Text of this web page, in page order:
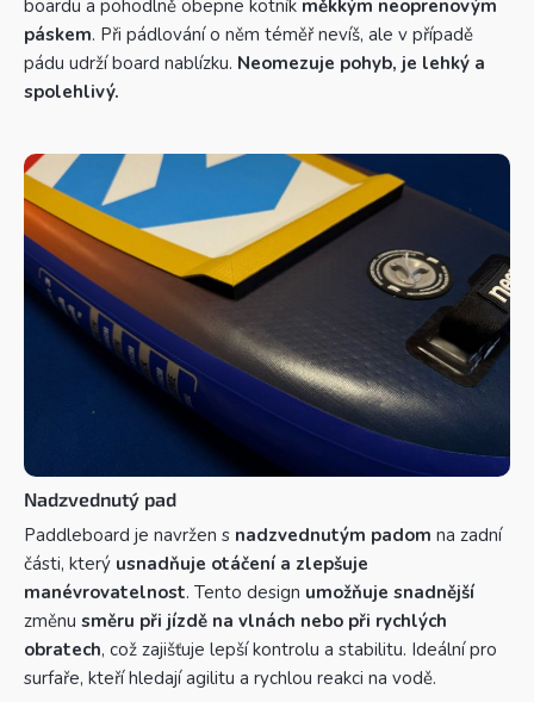
boardu a pohodlně obepne kotník měkkým neoprenovým
páskem. Při pádlování o něm téměř nevíš, ale v případě
pádu udrží board nablízku. Neomezuje pohyb, je lehký a
spolehlivý.
Nadzvednutý pad
Paddleboard je navržen s nadzvednutým padom na zadní
části, který usnadňuje otáčení a zlepšuje
manévrovatelnost. Tento design umožňuje snadnější
změnu směru při jízdě na vlnách nebo při rychlých
obratech, což zajišťuje lepší kontrolu a stabilitu. Ideální pro
surfaře, kteří hledají agilitu a rychlou reakci na vodě.